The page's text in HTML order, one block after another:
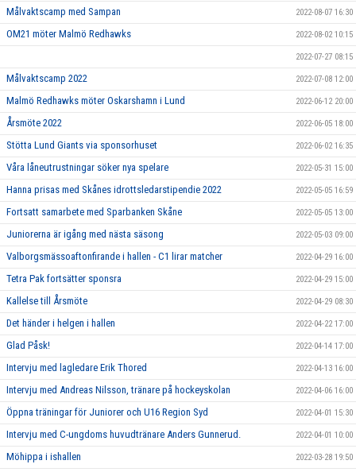
Målvaktscamp med Sampan 2022-08-07 16:30
OM21 möter Malmö Redhawks 2022-08-02 10:15
2022-07-27 08:15
Målvaktscamp 2022 2022-07-08 12:00
Malmö Redhawks möter Oskarshamn i Lund 2022-06-12 20:00
Årsmöte 2022 2022-06-05 18:00
Stötta Lund Giants via sponsorhuset 2022-06-02 16:35
Våra låneutrustningar söker nya spelare 2022-05-31 15:00
Hanna prisas med Skånes idrottsledarstipendie 2022 2022-05-05 16:59
Fortsatt samarbete med Sparbanken Skåne 2022-05-05 13:00
Juniorerna är igång med nästa säsong 2022-05-03 09:00
Valborgsmässoaftonfirande i hallen - C1 lirar matcher 2022-04-29 16:00
Tetra Pak fortsätter sponsra 2022-04-29 15:00
Kallelse till Årsmöte 2022-04-29 08:30
Det händer i helgen i hallen 2022-04-22 17:00
Glad Påsk! 2022-04-14 17:00
Intervju med lagledare Erik Thored 2022-04-13 16:00
Intervju med Andreas Nilsson, tränare på hockeyskolan 2022-04-06 16:00
Öppna träningar för Juniorer och U16 Region Syd 2022-04-01 15:30
Intervju med C-ungdoms huvudtränare Anders Gunnerud. 2022-04-01 10:00
Möhippa i ishallen 2022-03-28 19:50